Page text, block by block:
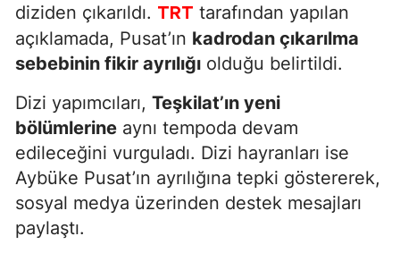
diziden çıkarıldı. TRT tarafından yapılan
açıklamada, Pusat’ın kadrodan çıkarılma
sebebinin fikir ayrılığı olduğu belirtildi.
Dizi yapımcıları, Teşkilat’ın yeni
bölümlerine aynı tempoda devam
edileceğini vurguladı. Dizi hayranları ise
Aybüke Pusat’ın ayrılığına tepki göstererek,
sosyal medya üzerinden destek mesajları
paylaştı.